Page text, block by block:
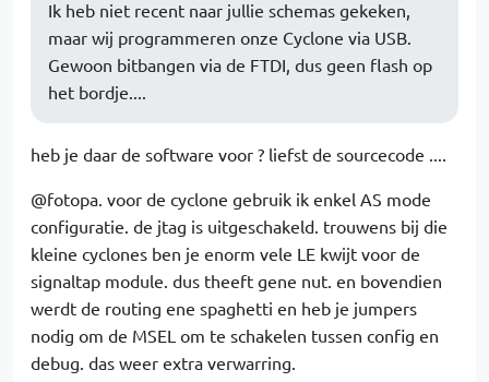
Ik heb niet recent naar jullie schemas gekeken,
maar wij programmeren onze Cyclone via USB.
Gewoon bitbangen via de FTDI, dus geen flash op
het bordje....
heb je daar de software voor ? liefst de sourcecode ....
@fotopa. voor de cyclone gebruik ik enkel AS mode
configuratie. de jtag is uitgeschakeld. trouwens bij die
kleine cyclones ben je enorm vele LE kwijt voor de
signaltap module. dus theeft gene nut. en bovendien
werdt de routing ene spaghetti en heb je jumpers
nodig om de MSEL om te schakelen tussen config en
debug. das weer extra verwarring.